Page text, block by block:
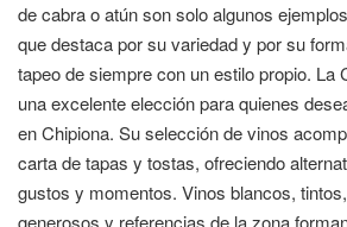
de cabra o atún son solo algunos
que destaca por su variedad y por su
tapeo de siempre con un estilo propio. La
una excelente elección para quienes
en Chipiona. Su selección de vinos
carta de tapas y tostas, ofreciendo
gustos y momentos. Vinos blancos,
generosos y referencias de la zona